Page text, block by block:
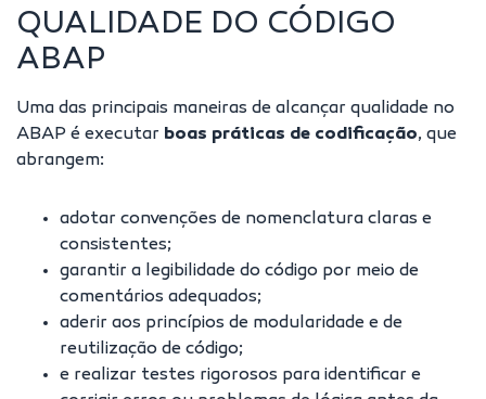
QUALIDADE DO CÓDIGO
ABAP
Uma das principais maneiras de alcançar qualidade no
ABAP é executar boas práticas de codificação, que
abrangem:
adotar convenções de nomenclatura claras e
consistentes;
garantir a legibilidade do código por meio de
comentários adequados;
aderir aos princípios de modularidade e de
reutilização de código;
e realizar testes rigorosos para identificar e